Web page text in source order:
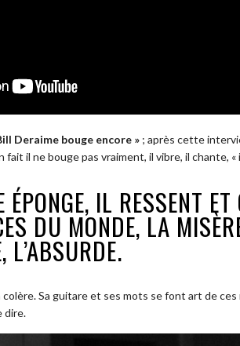
Deraime bouge encore » ; après cette
il ne bouge pas vraiment, il vibre, il chante, «
ÉPONGE, IL RESSENT
DU MONDE, LA
L’ABSURDE.
Sa guitare et ses mots se font art de ces
dire.